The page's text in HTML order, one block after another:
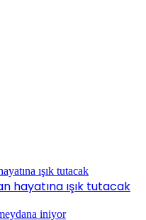
hayatına ışık tutacak